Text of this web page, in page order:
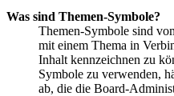
Was sind Themen-Symbole?
Themen-Symbole sind
mit einem Thema in
Inhalt kennzeichnen zu
Symbole zu verwenden,
ab, die die Board-